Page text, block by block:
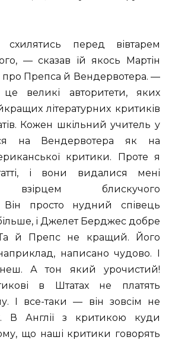
перед вівтарем
— сказав їй якось Мартін
про Препса й Вендервотера. —
великі авторитети, яких
літературних критиків
Кожен шкільний учитель у
на Вендервотера як на
критики. Проте я
і вони видалися мені
взірцем блискучого
Він просто нудний співець
і Джелет Берджес добре
й Препс не кращий. Його
написано чудово. І
А тон який урочистий!
в Штатах не платять
І все-таки — він зовсім не
В Англії з критикою куди
що наші критики говорять